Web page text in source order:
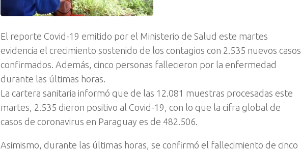
El reporte Covid-19 emitido por el Ministerio de Salud este martes
evidencia el crecimiento sostenido de los contagios con 2.535 nuevos casos
confirmados. Además, cinco personas fallecieron por la enfermedad
durante las últimas horas.
La cartera sanitaria informó que de las 12.081 muestras procesadas este
martes, 2.535 dieron positivo al Covid-19, con lo que la cifra global de
casos de coronavirus en Paraguay es de 482.506.
Asimismo, durante las últimas horas, se confirmó el fallecimiento de cinco